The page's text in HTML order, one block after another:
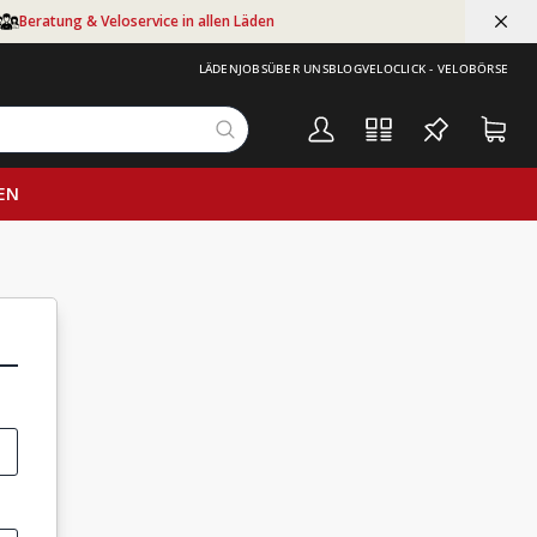
Beratung & Veloservice in allen Läden
LÄDENJOBSÜBER UNSBLOGVELOCLICK - VELOBÖRSE